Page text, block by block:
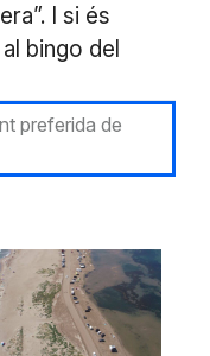
I si és
bingo del
preferida de